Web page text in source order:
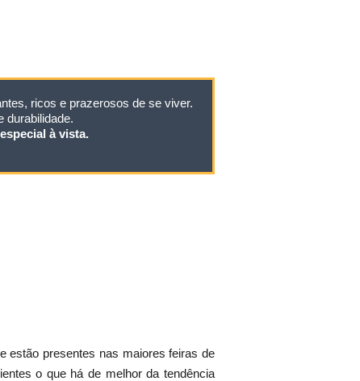
ricos e prazerosos de se viver.
durabilidade.
à vista.
estão presentes nas maiores feiras de
o que há de melhor da tendência